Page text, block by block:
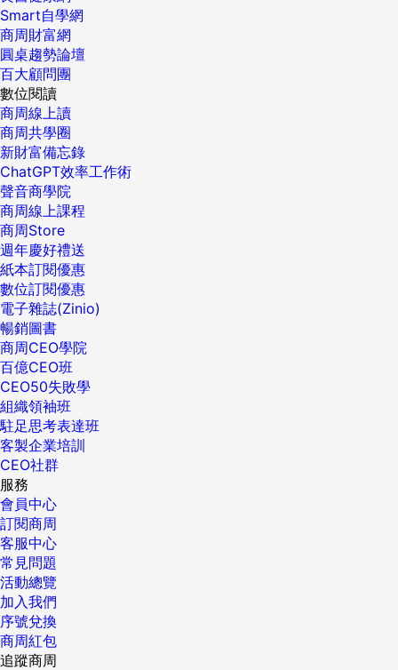
Smart自學網
商周財富網
圓桌趨勢論壇
百大顧問團
數位閱讀
商周線上讀
商周共學圈
新財富備忘錄
ChatGPT效率工作術
聲音商學院
商周線上課程
商周Store
週年慶好禮送
紙本訂閱優惠
數位訂閱優惠
電子雜誌(Zinio)
暢銷圖書
商周CEO學院
百億CEO班
CEO50失敗學
組織領袖班
駐足思考表達班
客製企業培訓
CEO社群
服務
會員中心
訂閱商周
客服中心
常見問題
活動總覽
加入我們
序號兌換
商周紅包
追蹤商周